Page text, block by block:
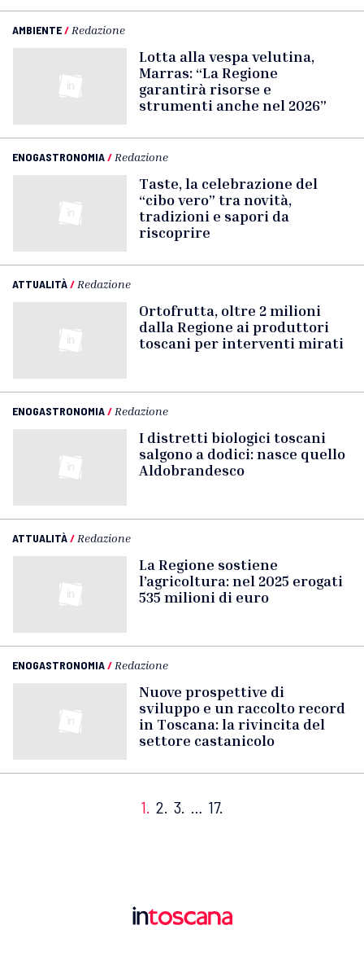
AMBIENTE/ Redazione
Lotta alla vespa velutina,
Marras: “La Regione
garantirà risorse e
strumenti anche nel 2026”
ENOGASTRONOMIA/ Redazione
Taste, la celebrazione del
“cibo vero” tra novità,
tradizioni e sapori da
riscoprire
ATTUALITÀ/ Redazione
Ortofrutta, oltre 2 milioni
dalla Regione ai produttori
toscani per interventi mirati
ENOGASTRONOMIA/ Redazione
I distretti biologici toscani
salgono a dodici: nasce quello
Aldobrandesco
ATTUALITÀ/ Redazione
La Regione sostiene
l’agricoltura: nel 2025 erogati
535 milioni di euro
ENOGASTRONOMIA/ Redazione
Nuove prospettive di
sviluppo e un raccolto record
in Toscana: la rivincita del
settore castanicolo
1. 2. 3. … 17.